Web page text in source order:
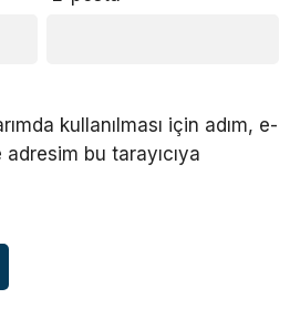
kullanılması için adım, e-
bu tarayıcıya